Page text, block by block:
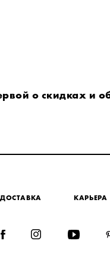
о скидках и
КАРЬЕРА